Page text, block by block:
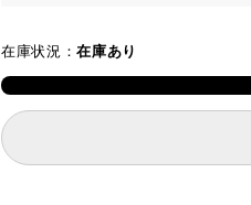
在庫状況：在庫あり